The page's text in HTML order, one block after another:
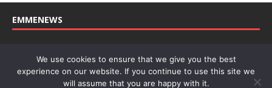
EMMENEWS
27/04/2011. Direttore Responsabile: Concetta Monzo, Editore: Deah
soc. coop. P. Iva: 01219430772
We use cookies to ensure that we give you the best
experience on our website. If you continue to use this site we
will assume that you are happy with it.